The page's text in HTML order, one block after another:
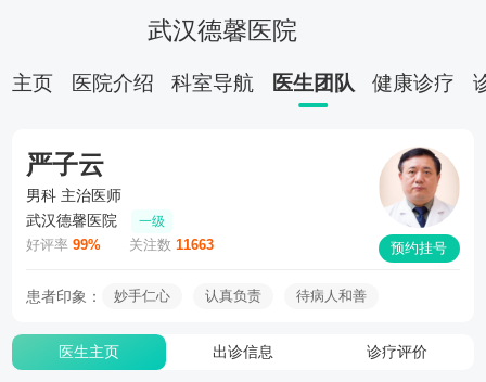
武汉德馨医院
主页 医院介绍 科室导航 医生团队 健康诊疗
严子云
男科 主治医师
武汉德馨医院
一级
好评率99% 关注数11663 预约挂号
患者印象： 妙手仁心 认真负责 待病人和善
医生主页 出诊信息 诊疗评价